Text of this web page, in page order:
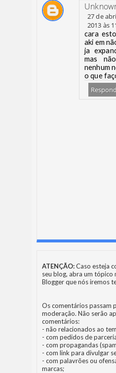
27 de
2013 às
cara
aki em
ja
mas
nenhum
o que
ATENÇÃO:Caso esteja
seu blog, abra um tópico
Bloggerque nós iremos
Os comentários passam
moderação. Não serão
comentários:
- não relacionados ao
- com pedidos de
- com propagandas
- com link para divulgar
- com palavrões ou
marcas;